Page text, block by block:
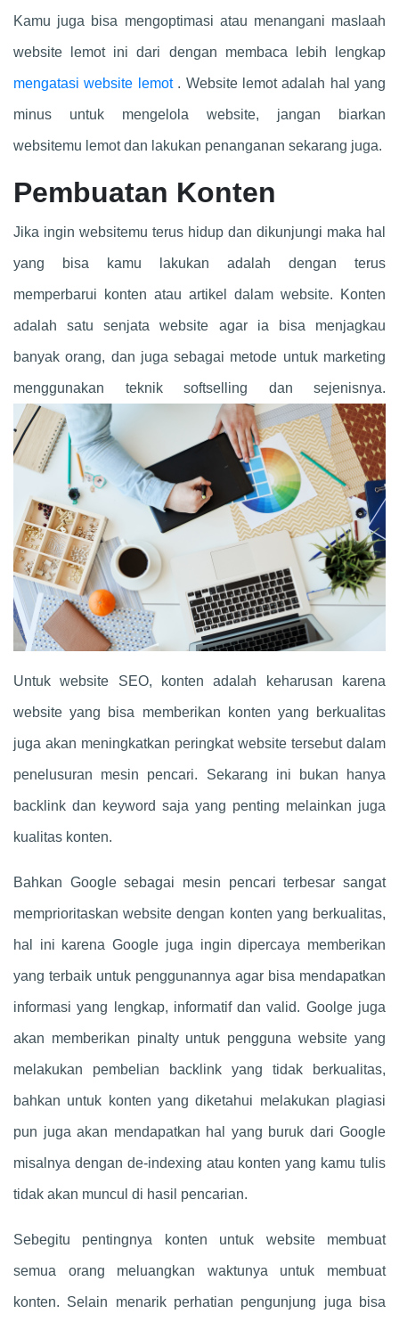
Kamu juga bisa mengoptimasi atau menangani maslaah
website lemot ini dari dengan membaca lebih lengkap
mengatasi website lemot . Website lemot adalah hal yang
minus untuk mengelola website, jangan biarkan
websitemu lemot dan lakukan penanganan sekarang juga.
Pembuatan Konten
Jika ingin websitemu terus hidup dan dikunjungi maka hal
yang bisa kamu lakukan adalah dengan terus
memperbarui konten atau artikel dalam website. Konten
adalah satu senjata website agar ia bisa menjagkau
banyak orang, dan juga sebagai metode untuk marketing
menggunakan teknik softselling dan sejenisnya.
Untuk website SEO, konten adalah keharusan karena
website yang bisa memberikan konten yang berkualitas
juga akan meningkatkan peringkat website tersebut dalam
penelusuran mesin pencari. Sekarang ini bukan hanya
backlink dan keyword saja yang penting melainkan juga
kualitas konten.
Bahkan Google sebagai mesin pencari terbesar sangat
memprioritaskan website dengan konten yang berkualitas,
hal ini karena Google juga ingin dipercaya memberikan
yang terbaik untuk penggunannya agar bisa mendapatkan
informasi yang lengkap, informatif dan valid. Goolge juga
akan memberikan pinalty untuk pengguna website yang
melakukan pembelian backlink yang tidak berkualitas,
bahkan untuk konten yang diketahui melakukan plagiasi
pun juga akan mendapatkan hal yang buruk dari Google
misalnya dengan de-indexing atau konten yang kamu tulis
tidak akan muncul di hasil pencarian.
Sebegitu pentingnya konten untuk website membuat
semua orang meluangkan waktunya untuk membuat
konten. Selain menarik perhatian pengunjung juga bisa